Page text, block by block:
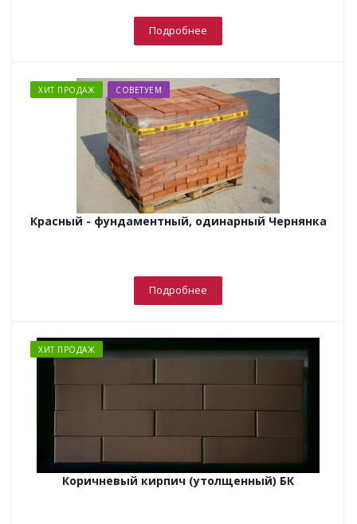
Подробнее
ХИТ ПРОДАЖ СОВЕТУЕМ
Красный - фундаментный, одинарный Чернянка
Подробнее
ХИТ ПРОДАЖ
Коричневый кирпич (утолщенный) БК